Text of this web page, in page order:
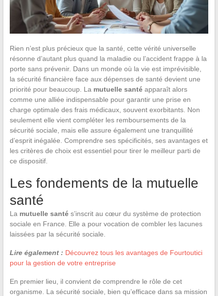
Rien n’est plus précieux que la santé, cette vérité universelle
résonne d’autant plus quand la maladie ou l’accident frappe à la
porte sans prévenir. Dans un monde où la vie est imprévisible,
la sécurité financière face aux dépenses de santé devient une
priorité pour beaucoup. La mutuelle santéapparaît alors
comme une alliée indispensable pour garantir une prise en
charge optimale des frais médicaux, souvent exorbitants. Non
seulement elle vient compléter les remboursements de la
sécurité sociale, mais elle assure également une tranquillité
d’esprit inégalée. Comprendre ses spécificités, ses avantages et
les critères de choix est essentiel pour tirer le meilleur parti de
ce dispositif.
Les fondements de la mutuelle
santé
La mutuelle santés’inscrit au cœur du système de protection
sociale en France. Elle a pour vocation de combler les lacunes
laissées par la sécurité sociale.
Lire également : Découvrez tous les avantages de Fourtoutici
pour la gestion de votre entreprise
En premier lieu, il convient de comprendre le rôle de cet
organisme. La sécurité sociale, bien qu’efficace dans sa mission